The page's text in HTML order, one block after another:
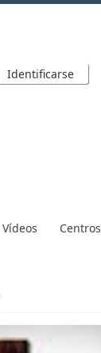
Identificarse
Vídeos
Centros